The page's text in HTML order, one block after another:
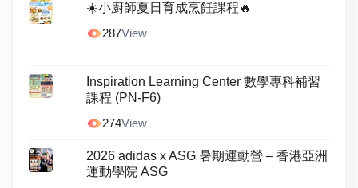
☀️小廚師夏日育成烹飪課程🔥
287View
Inspiration Learning Center 數學專科補習
課程 (PN-F6)
274View
2026 adidas x ASG 暑期運動營 – 香港亞洲
運動學院 ASG